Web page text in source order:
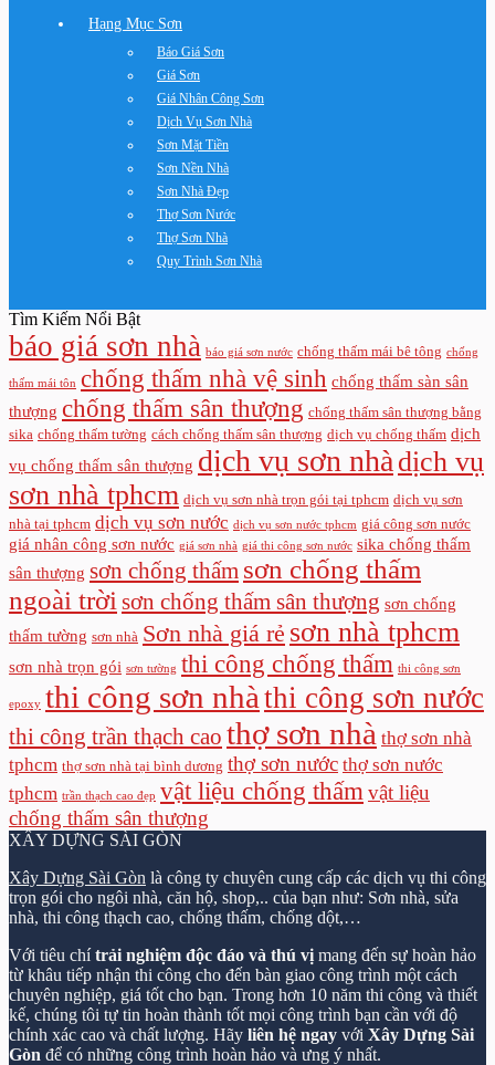
Hạng Mục Sơn
Báo Giá Sơn
Giá Sơn
Giá Nhân Công Sơn
Dịch Vụ Sơn Nhà
Sơn Mặt Tiền
Sơn Nền Nhà
Sơn Nhà Đẹp
Thợ Sơn Nước
Thợ Sơn Nhà
Quy Trình Sơn Nhà
Tìm Kiếm Nổi Bật
báo giá sơn nhà báo giá sơn nước chống thấm mái bê tông chống
thấm mái tôn chống thấm nhà vệ sinh chống thấm sàn sân
thượng chống thấm sân thượng chống thấm sân thượng bằng
sika chống thấm tường cách chống thấm sân thượng dịch vụ chống thấm dịch
vụ chống thấm sân thượng dịch vụ sơn nhà dịch vụ
sơn nhà tphcm dịch vụ sơn nhà trọn gói tại tphcm dịch vụ sơn
nhà tại tphcm dịch vụ sơn nước dịch vụ sơn nước tphcm giá công sơn nước
giá nhân công sơn nước giá sơn nhà giá thi công sơn nước sika chống thấm
sân thượng sơn chống thấm sơn chống thấm
ngoài trời sơn chống thấm sân thượng sơn chống
thấm tường sơn nhà Sơn nhà giá rẻ sơn nhà tphcm
sơn nhà trọn gói sơn tường thi công chống thấm thi công sơn
epoxy thi công sơn nhà thi công sơn nước
thi công trần thạch cao thợ sơn nhà thợ sơn nhà
tphcm thợ sơn nhà tại bình dương thợ sơn nước thợ sơn nước
tphcm trần thạch cao đẹp vật liệu chống thấm vật liệu
chống thấm sân thượng
XÂY DỰNG SÀI GÒN
Xây Dựng Sài Gòn là công ty chuyên cung cấp các dịch vụ thi công
trọn gói cho ngôi nhà, căn hộ, shop,.. của bạn như: Sơn nhà, sửa
nhà, thi công thạch cao, chống thấm, chống dột,…
Với tiêu chítrải nghiệm độc đáo và thú vị mang đến sự hoàn hảo
từ khâu tiếp nhận thi công cho đến bàn giao công trình một cách
chuyên nghiệp, giá tốt cho bạn. Trong hơn 10 năm thi công và thiết
kế, chúng tôi tự tin hoàn thành tốt mọi công trình bạn cần với độ
chính xác cao và chất lượng. Hãy liên hệ ngay với Xây Dựng Sài
Gòn để có những công trình hoàn hảo và ưng ý nhất.